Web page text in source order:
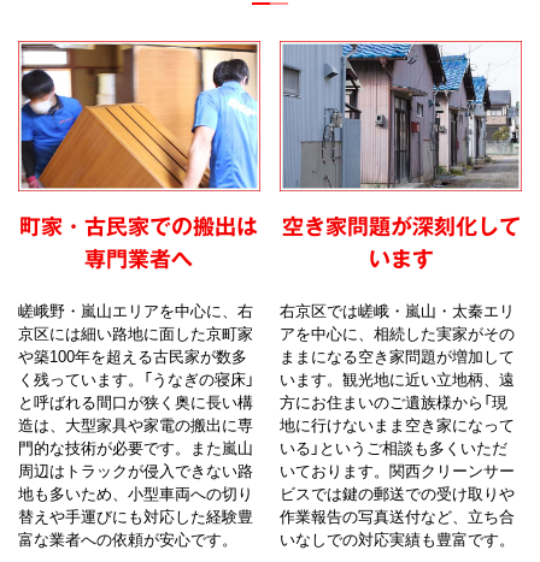
町家・古民家での搬出は
専門業者へ
嵯峨野・嵐山エリアを中心に、右
京区には細い路地に面した京町家
や築100年を超える古民家が数多
く残っています。「うなぎの寝床」
と呼ばれる間口が狭く奥に長い構
造は、大型家具や家電の搬出に専
門的な技術が必要です。また嵐山
周辺はトラックが侵入できない路
地も多いため、小型車両への切り
替えや手運びにも対応した経験豊
富な業者への依頼が安心です。
空き家問題が深刻化して
います
右京区では嵯峨・嵐山・太秦エリ
アを中心に、相続した実家がその
ままになる空き家問題が増加して
います。観光地に近い立地柄、遠
方にお住まいのご遺族様から「現
地に行けないまま空き家になって
いる」というご相談も多くいただ
いております。関西クリーンサー
ビスでは鍵の郵送での受け取りや
作業報告の写真送付など、立ち合
いなしでの対応実績も豊富です。